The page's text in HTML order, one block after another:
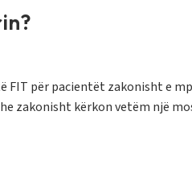
për pacientët zakonisht e
zakonisht kërkon vetëm një